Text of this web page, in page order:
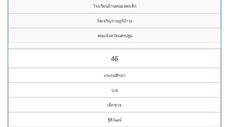
โรงเรียนบ้านหนองพงเล็ก
วัดเจริญราษฎร์บำรุง
คณะจังหวัดนครปฐม
46
ประถมศึกษา
ป.๕
เด็กชาย
ฐิติวัฒน์